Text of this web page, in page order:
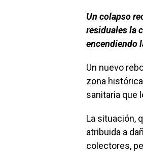
Un colapso
residuales la
encendiendo
Un nuevo
zona
sanitaria que
La situación,
atribuida a
colectores,